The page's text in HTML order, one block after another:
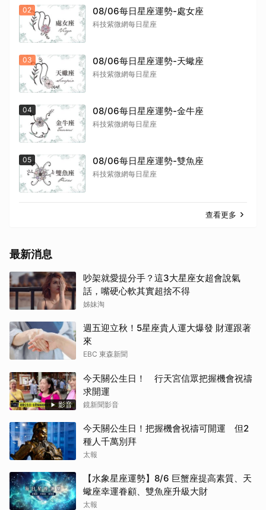
02 08/06每日星座運勢-處女座
科技紫微網每日星座
03 08/06每日星座運勢-天蠍座
科技紫微網每日星座
04 08/06每日星座運勢-金牛座
科技紫微網每日星座
05 08/06每日星座運勢-雙魚座
科技紫微網每日星座
查看更多
最新消息
吵架就愛提分手？這3大星座女超會說氣
話，嘴硬心軟其實超捨不得
姊妹淘
週五迎立秋！5星座貴人運大爆發 財運跟著
來
EBC 東森新聞
影音
今天關公生日！ 行天宮信眾把握機會祝禱
求開運
鏡新聞影音
今天關公生日！把握機會祝禱可開運 但2
種人千萬別拜
太報
【水象星座運勢】8/6 巨蟹座提高素質、天
蠍座幸運眷顧、雙魚座升級大財
太報